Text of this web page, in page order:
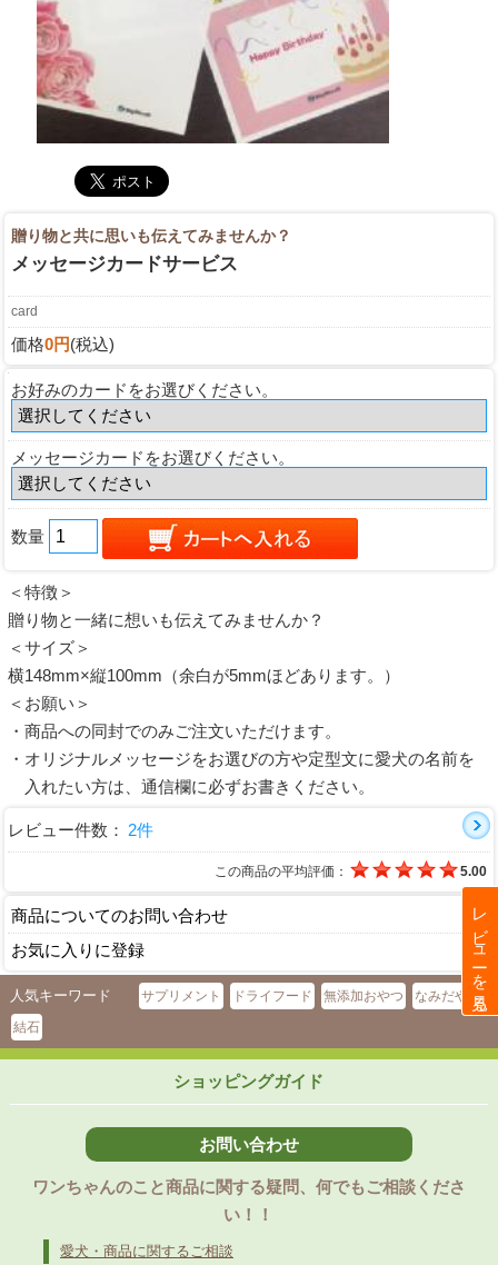
レビューを見る
贈り物と共に思いも伝えてみませんか？
メッセージカードサービス
card
価格0円(税込)
お好みのカードをお選びください。
メッセージカードをお選びください。
数量
＜特徴＞
贈り物と一緒に想いも伝えてみませんか？
＜サイズ＞
横148mm×縦100mm（余白が5mmほどあります。）
＜お願い＞
・商品への同封でのみご注文いただけます。
・オリジナルメッセージをお選びの方や定型文に愛犬の名前を
入れたい方は、通信欄に必ずお書きください。
レビュー件数： 2件
この商品の平均評価： 5.00
商品についてのお問い合わせ
お気に入りに登録
人気キーワード サプリメント ドライフード 無添加おやつ
なみだやけ
結石
ショッピングガイド
お問い合わせ
ワンちゃんのこと商品に関する疑問、何でもご相談くださ
い！！
愛犬・商品に関するご相談